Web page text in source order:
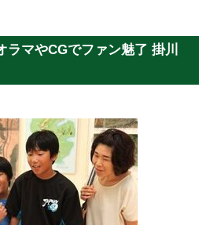
ラマやCGでファン魅了 掛川